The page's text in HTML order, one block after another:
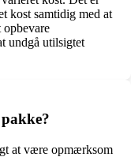
kost samtidig med at
opbevare
undgå utilsigtet
at være opmærksom